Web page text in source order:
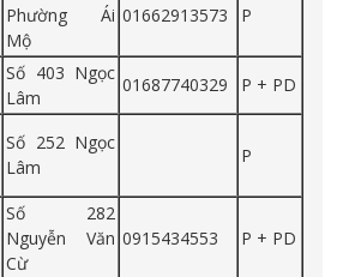
Phường Ái
Mộ
01662913573 P
Số 403 Ngọc
Lâm
01687740329 P + PD
Số 252 Ngọc
Lâm
P
Số 282
Nguyễn Văn
Cừ
0915434553 P + PD